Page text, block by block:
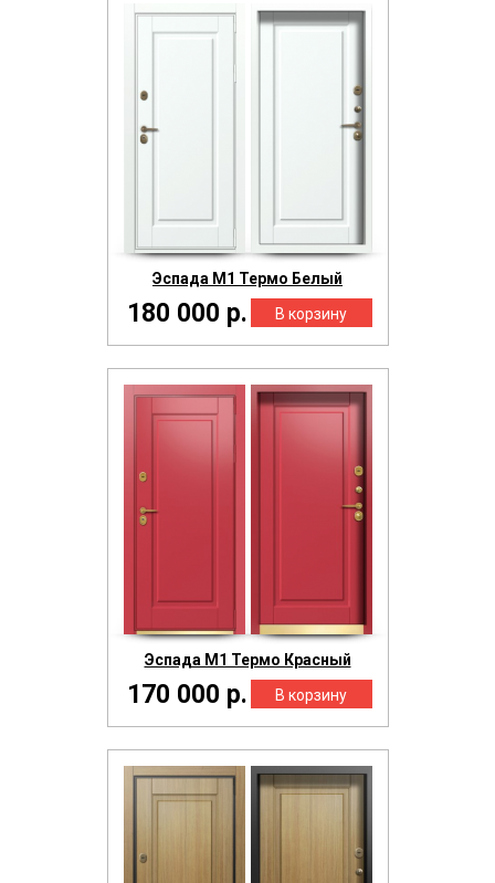
Эспада М1 Термо Белый
180 000 р.
Эспада М1 Термо Красный
170 000 р.